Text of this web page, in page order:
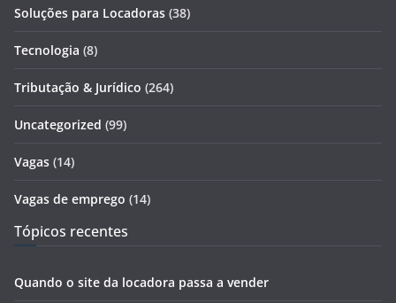
Soluções para Locadoras (38)
Tecnologia (8)
Tributação & Jurídico (264)
Uncategorized (99)
Vagas (14)
Vagas de emprego (14)
Tópicos recentes
Quando o site da locadora passa a vender